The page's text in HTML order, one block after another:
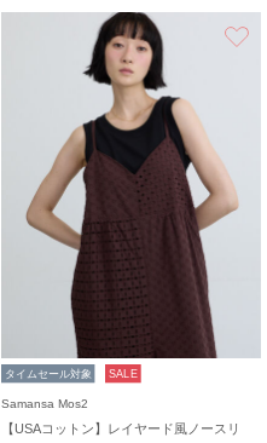
タイムセール対象 SALE
Samansa Mos2
【USAコットン】レイヤード風ノースリ